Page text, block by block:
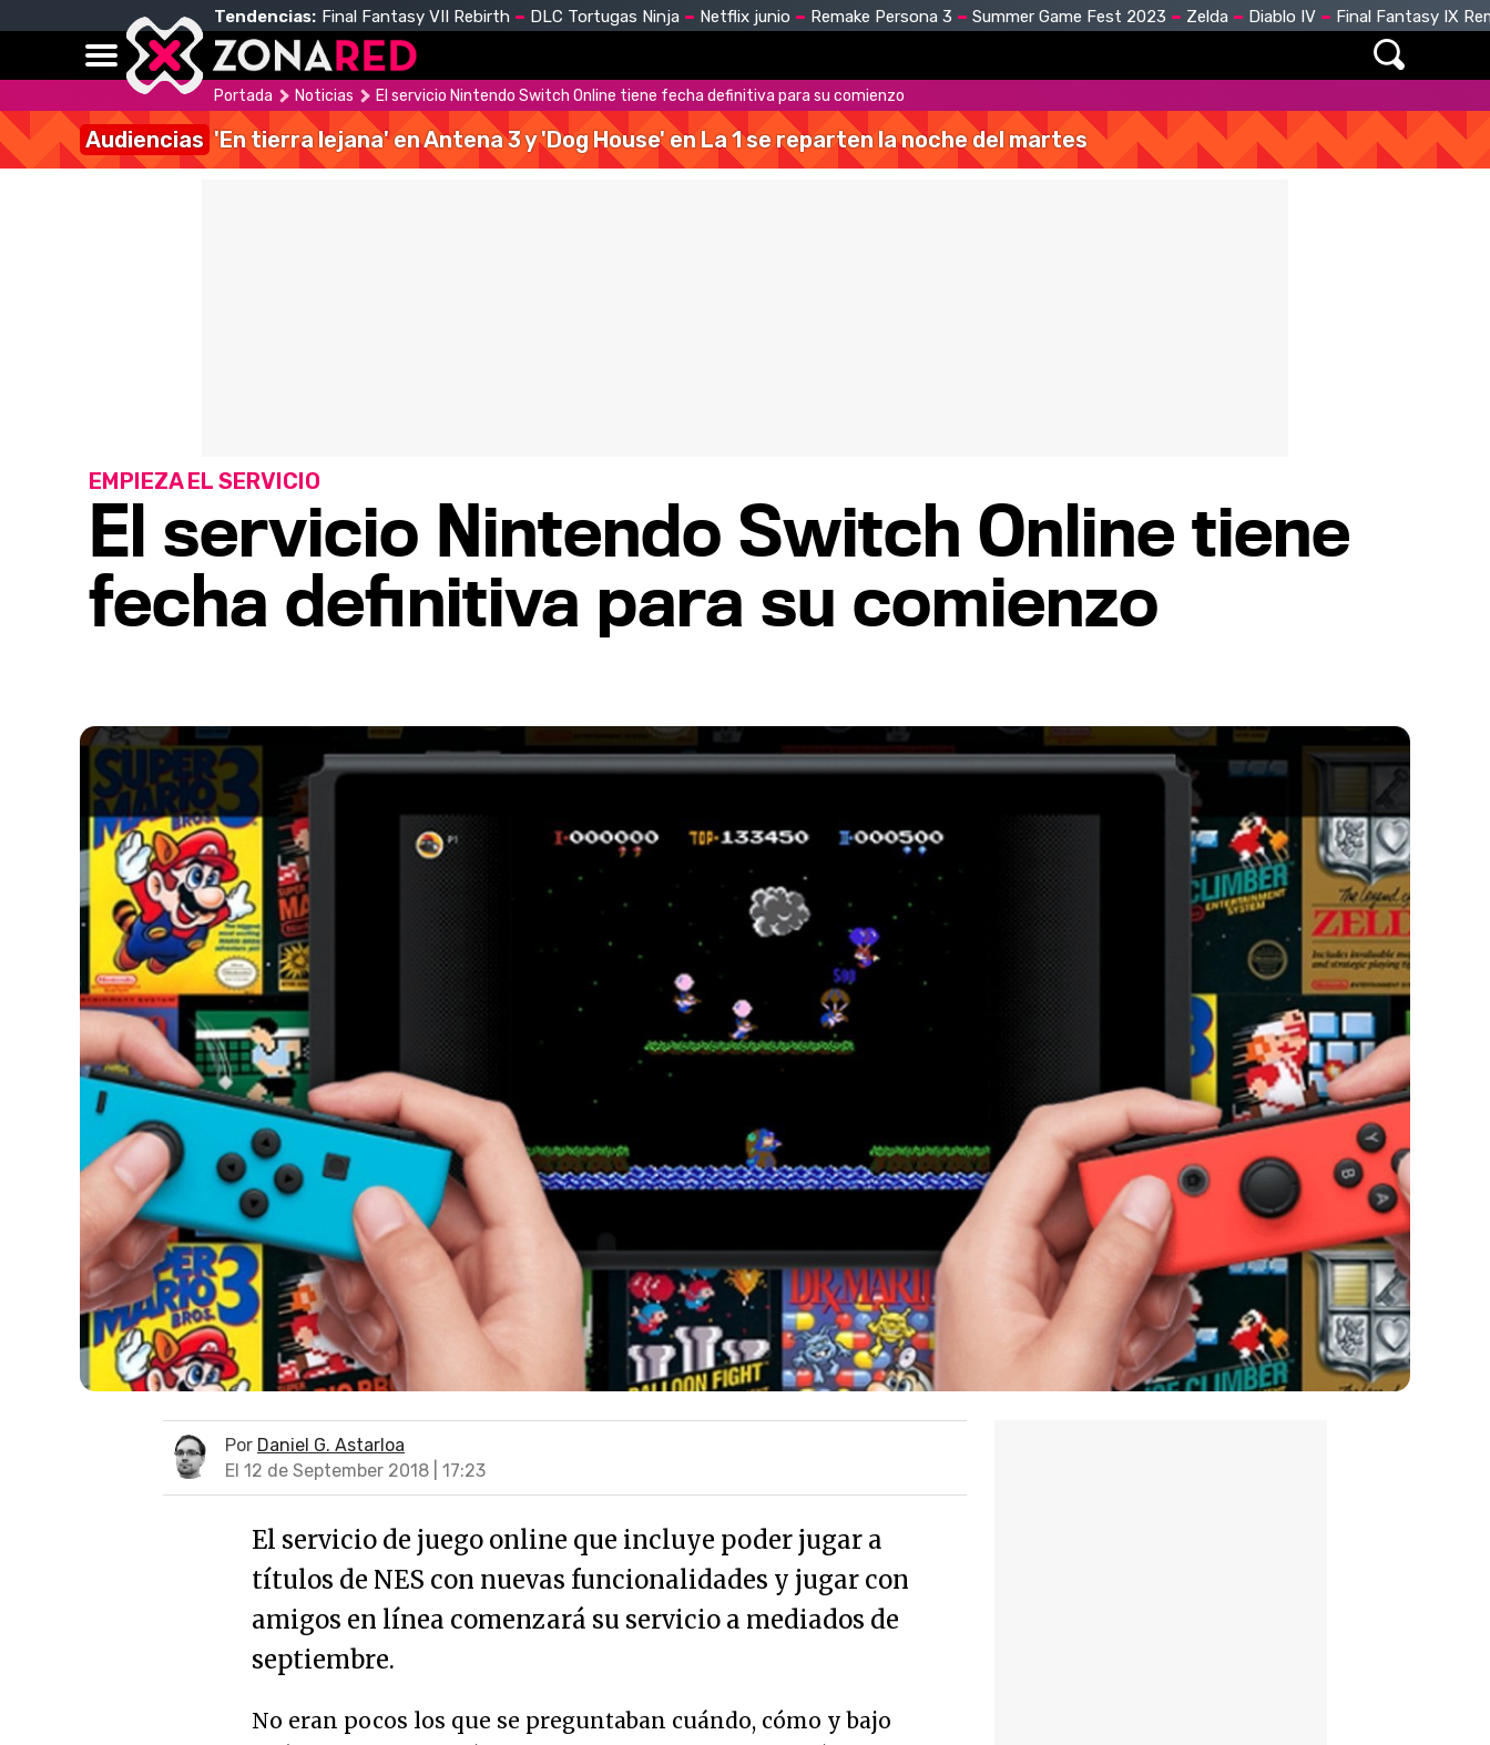
Tendencias: Final Fantasy VII Rebirth DLC Tortugas Ninja Netflix junio Remake Persona 3 Summer Game Fest 2023 Zelda Diablo IV Final Fantasy IX
Portada Noticias El servicio Nintendo Switch Online tiene fecha definitiva para su comienzo
Audiencias 'En tierra lejana' en Antena 3 y 'Dog House' en La 1 se reparten la noche del martes
El servicio Nintendo Switch Online tiene
fecha definitiva para su comienzo
EMPIEZA EL SERVICIO
Por Daniel G. Astarloa
El 12 de September 2018 | 17:23
El servicio de juego online que incluye poder jugar a
títulos de NES con nuevas funcionalidades y jugar con
amigos en línea comenzará su servicio a mediados de
septiembre.
No eran pocos los que se preguntaban cuándo, cómo y bajo